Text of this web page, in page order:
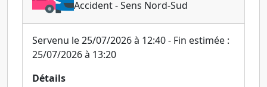
Accident - Sens Nord-Sud
Servenu le 25/07/2026 à 12:40 - Fin estimée :
25/07/2026 à 13:20
Détails